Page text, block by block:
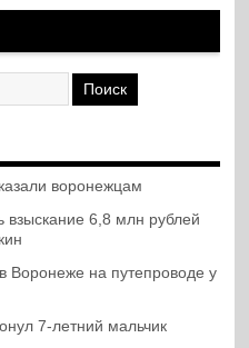
воронежцам
взыскание 6,8 млн рублей
Воронеже на путепроводе у
7-летний мальчик